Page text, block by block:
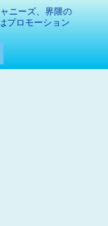
ニーズ、界隈の
プロモーション